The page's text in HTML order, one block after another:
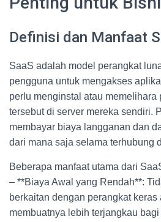
Definisi dan Manfaat
SaaS adalah model perangkat
pengguna untuk mengakses
perlu menginstal atau memelihara
tersebut di server mereka sendiri.
membayar biaya langganan dan
dari mana saja selama terhubung
Beberapa manfaat utama dari
– **Biaya Awal yang Rendah**:
berkaitan dengan perangkat
membuatnya lebih terjangkau